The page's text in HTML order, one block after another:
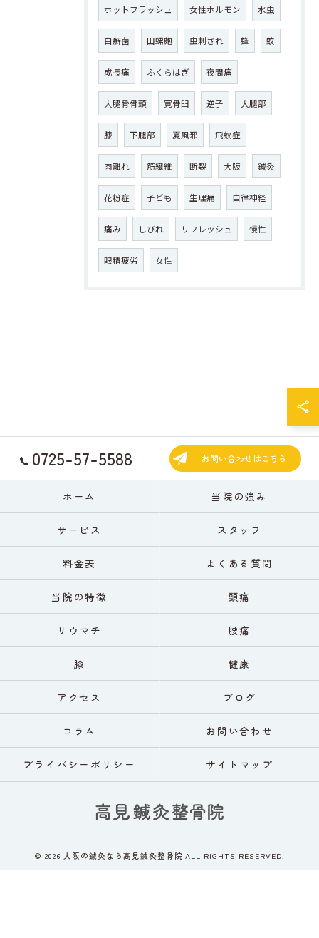
ホットフラッシュ 女性ホルモン 水虫
白癬菌 田螺皰 虫刺され 蜂 蚊
成長痛 ふくらはぎ 夜間痛
大腿骨骨頭 寛骨臼 逆子 大腿部
膝 下腿部 夏風邪 飛蚊症
肉離れ 筋繊維 断裂 大阪 鍼灸
花粉症 子ども 生理痛 自律神経
痛み しびれ リフレッシュ 慢性
眼精疲労 女性
0725-57-5588 お問い合わせはこちら
ホーム 当院の強み
サービス スタッフ
料金表 よくある質問
当院の特徴 頭痛
リウマチ 腰痛
膝 健康
アクセス ブログ
コラム お問い合わせ
プライバシーポリシー サイトマップ
© 2026 大阪の鍼灸なら高見鍼灸整骨院 ALL RIGHTS RESERVED.